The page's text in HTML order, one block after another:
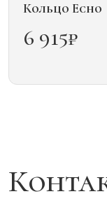
Кольцо Echo
6 915₽
имеет
на
странице